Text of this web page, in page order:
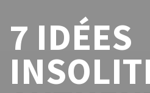
7 IDÉES